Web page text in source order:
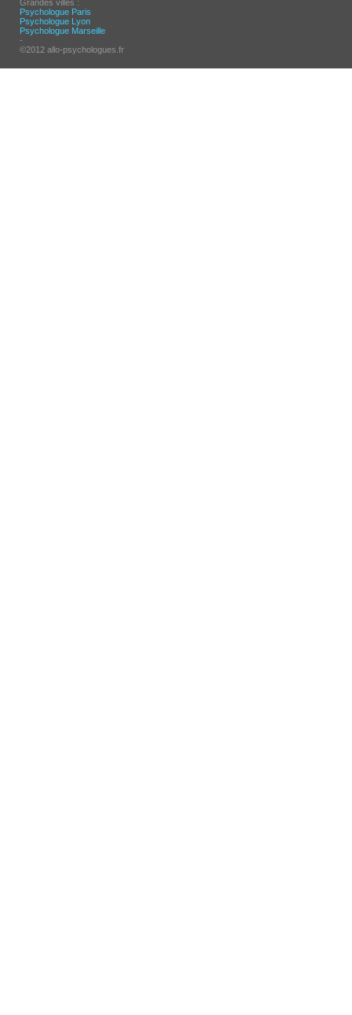
Grandes villes :
Psychologue Paris
Psychologue Lyon
Psychologue Marseille
-
©2012 allo-psychologues.fr